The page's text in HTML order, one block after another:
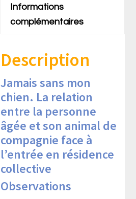
Informations
complémentaires
Description
Jamais sans mon
chien. La relation
entre la personne
âgée et son animal de
compagnie face à
l’entrée en résidence
collective
Observations